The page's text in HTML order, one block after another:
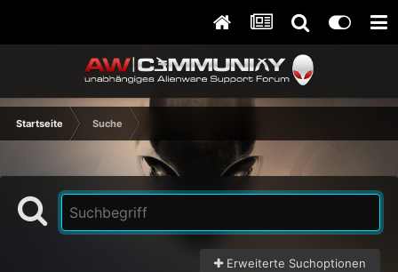
Startseite Suche
Erweiterte Suchoptionen